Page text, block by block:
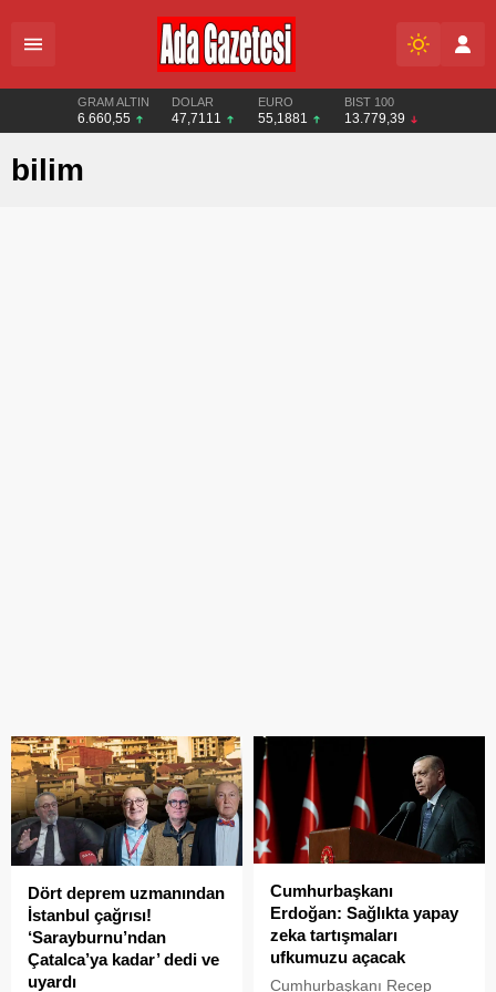
GRAM ALTIN
6.660,55
DOLAR
47,7111
EURO
55,1881
BIST 100
13.779,39
bilim
Dört deprem uzmanından
İstanbul çağrısı!
‘Sarayburnu’ndan
Çatalca’ya kadar’ dedi ve
uyardı
Cumhurbaşkanı
Erdoğan: Sağlıkta yapay
zeka tartışmaları
ufkumuzu açacak
Cumhurbaşkanı Recep